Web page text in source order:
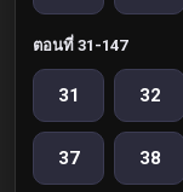
ตอนที่ 31-147
31 32
37 38